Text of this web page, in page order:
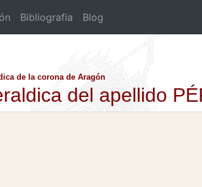
Bibliografia Blog
de la corona de Aragón
del apellido